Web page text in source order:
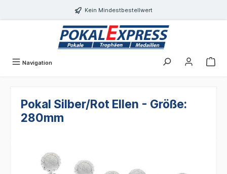
Kein Mindestbestellwert
Navigation
Pokal Silber/Rot Ellen - Größe:
280mm
Bildergalerie überspringen